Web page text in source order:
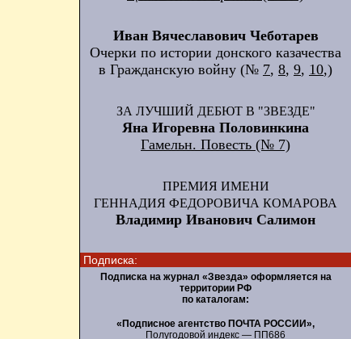
Иван Вячеславович Чеботарев
Очерки по истории донского казачества
в Гражданскую войну (№ 7, 8, 9, 10,)
ЗА ЛУЧШИЙ ДЕБЮТ В "ЗВЕЗДЕ"
Яна Игоревна Половинкина
Гамельн. Повесть (№ 7)
ПРЕМИЯ ИМЕНИ
ГЕННАДИЯ ФЕДОРОВИЧА КОМАРОВА
Владимир Иванович Салимон
Подписка:
Подписка на журнал «Звезда» оформляется на
территории РФ
по каталогам:
«Подписное агентство ПОЧТА РОССИИ»,
Полугодовой индекс — ПП686